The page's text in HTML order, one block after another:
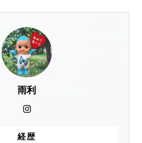
雨利
経歴